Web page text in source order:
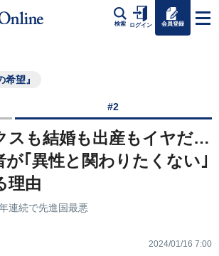
検索 ログイン 会員登録
希望』
#2
スも結婚も出産もイヤだ…
が｢異性と関わりたくない｣
理由
連続で先進国最悪
2024/01/16 7:00